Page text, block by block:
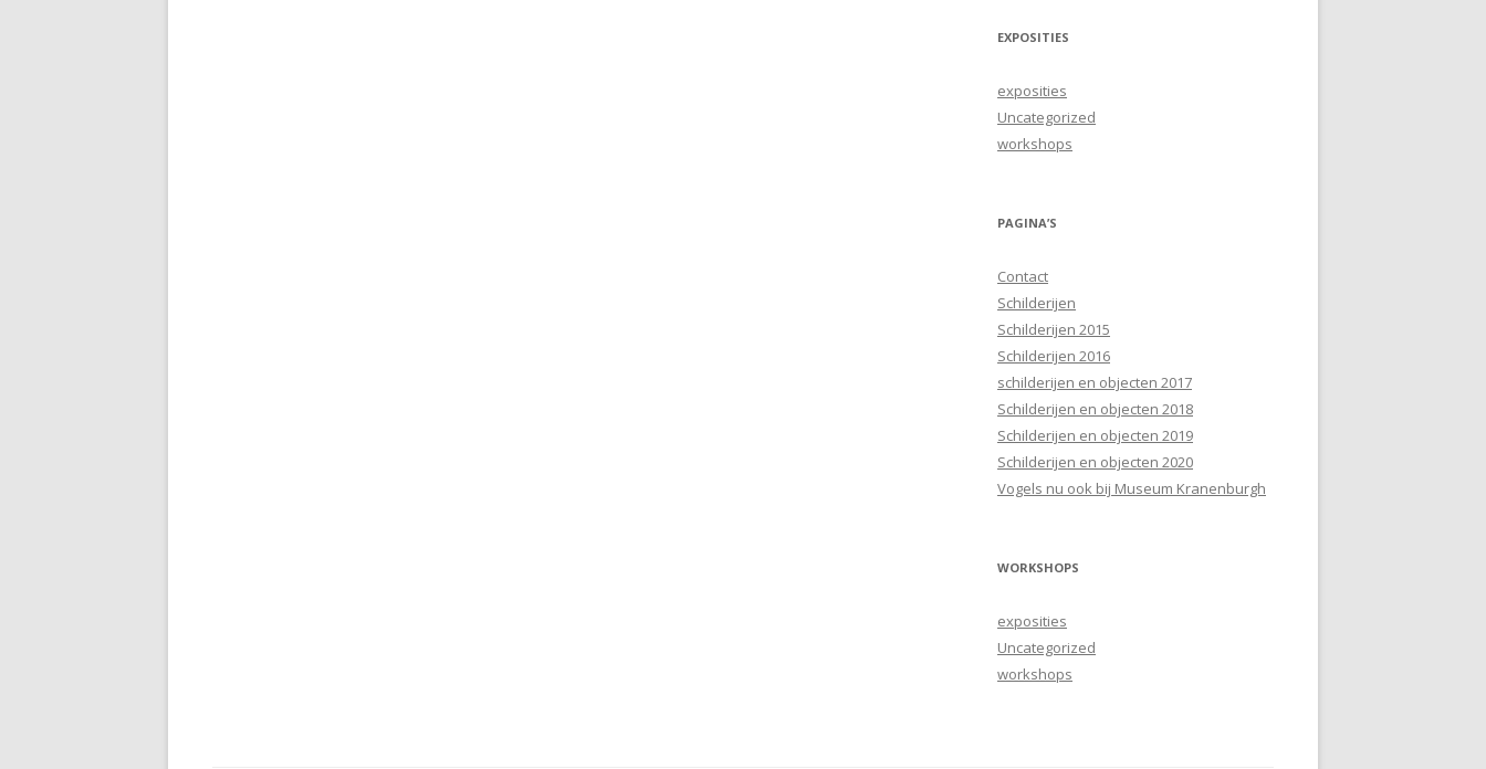
EXPOSITIES
exposities
Uncategorized
workshops
PAGINA’S
Contact
Schilderijen
Schilderijen 2015
Schilderijen 2016
schilderijen en objecten 2017
Schilderijen en objecten 2018
Schilderijen en objecten 2019
Schilderijen en objecten 2020
Vogels nu ook bij Museum Kranenburgh
WORKSHOPS
exposities
Uncategorized
workshops